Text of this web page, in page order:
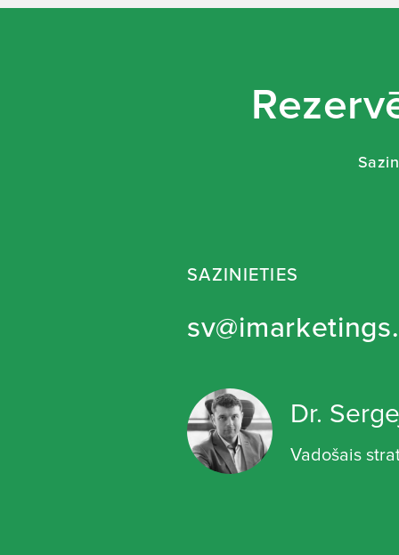
SAZINIETIES
Dr.
Vadošais